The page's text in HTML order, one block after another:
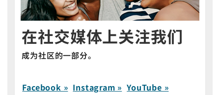
在社交媒体上关注我们
成为社区的一部分。
Facebook » Instagram » YouTube »